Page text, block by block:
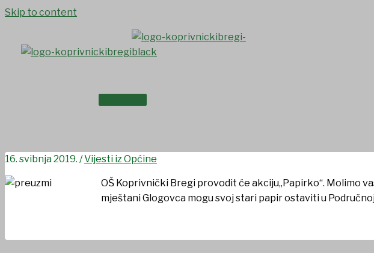
Skip to content
Akcija Papirko 22.5.2019.
16. svibnja 2019. /Vijesti iz Općine
OŠ Koprivnički Bregi provodit će akciju„Papirko“. Molimo
mještani Glogovca mogu svoj stari papir ostaviti u